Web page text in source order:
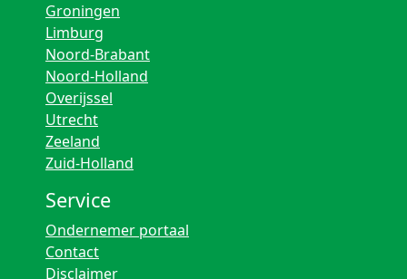
Groningen
Limburg
Noord-Brabant
Noord-Holland
Overijssel
Utrecht
Zeeland
Zuid-Holland
Service
Ondernemer portaal
Contact
Disclaimer